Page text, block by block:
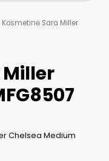
Sara Miller
Chelsea Medium